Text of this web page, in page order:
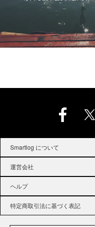
Smartlog について
運営会社
ヘルプ
特定商取引法に基づく表記